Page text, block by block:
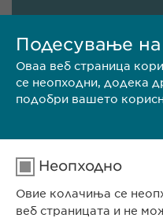
Подесување
Оваа веб страница
се неопходни, додека
подобри вашето
Неопходно
Овие колачиња се
веб страницата и не